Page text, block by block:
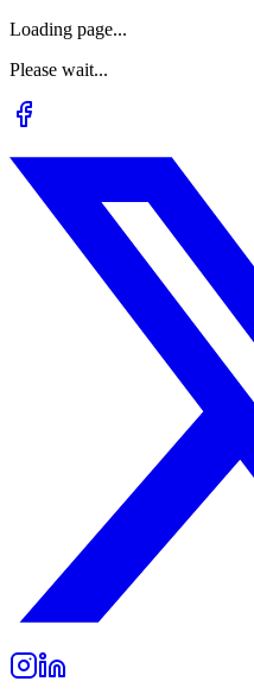
Loading page...
Please wait...